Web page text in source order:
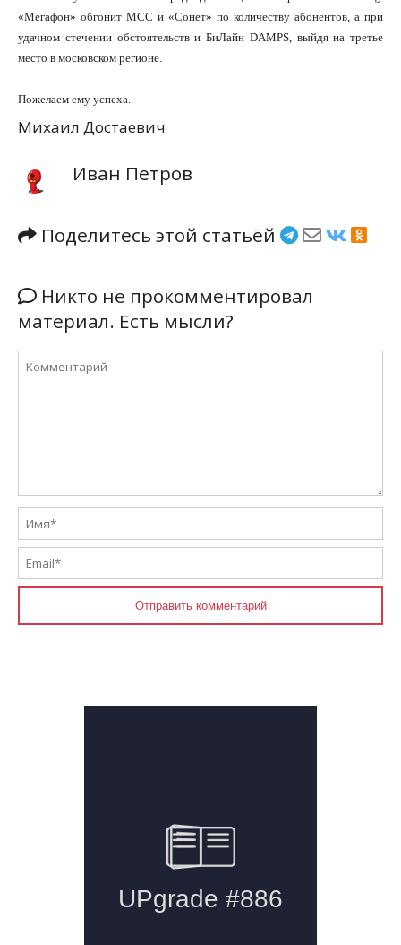
«Мегафон» обгонит МСС и «Сонет» по количеству абонентов, а при
удачном стечении обстоятельств и БиЛайн DAMPS, выйдя на третье
место в московском регионе.
Пожелаем ему успеха.
Михаил Достаевич
Иван Петров
Поделитесь этой статьёй
Никто не прокомментировал
материал. Есть мысли?